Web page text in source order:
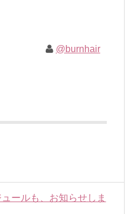
@burnhair
ールも、お知らせしま